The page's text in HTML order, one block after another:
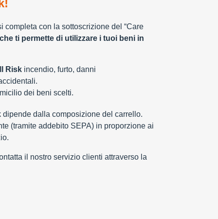
completa con la sottoscrizione del “Care
ti permette di utilizzare i tuoi beni in
Riskincendio, furto, danni
dei beni scelti.
dipende dalla composizione del carrello.
(tramite addebito SEPA) in proporzione ai
il nostro servizio clienti attraverso la